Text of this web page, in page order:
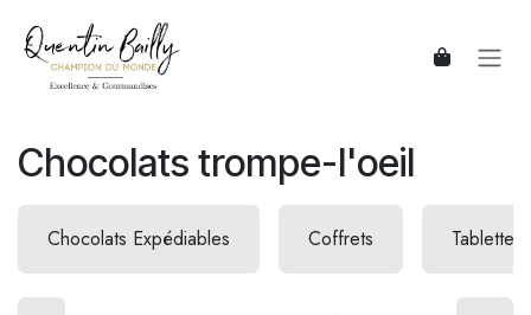
Chocolats trompe-l'oeil
Chocolats Expédiables Coffrets